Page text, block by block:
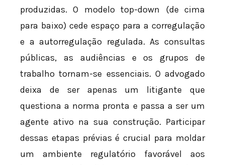
produzidas. O modelo top-down (de cima
para baixo) cede espaço para a corregulação
e a autorregulação regulada. As consultas
públicas, as audiências e os grupos de
trabalho tornam-se essenciais. O advogado
deixa de ser apenas um litigante que
questiona a norma pronta e passa a ser um
agente ativo na sua construção. Participar
dessas etapas prévias é crucial para moldar
um ambiente regulatório favorável aos